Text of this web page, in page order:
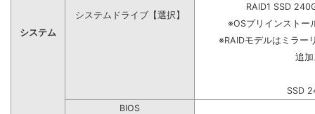
システム
システムドライブ【選択】
RAID1 SSD
※OSプリインストー
※RAIDモデルはミラー
追
SSD
BIOS